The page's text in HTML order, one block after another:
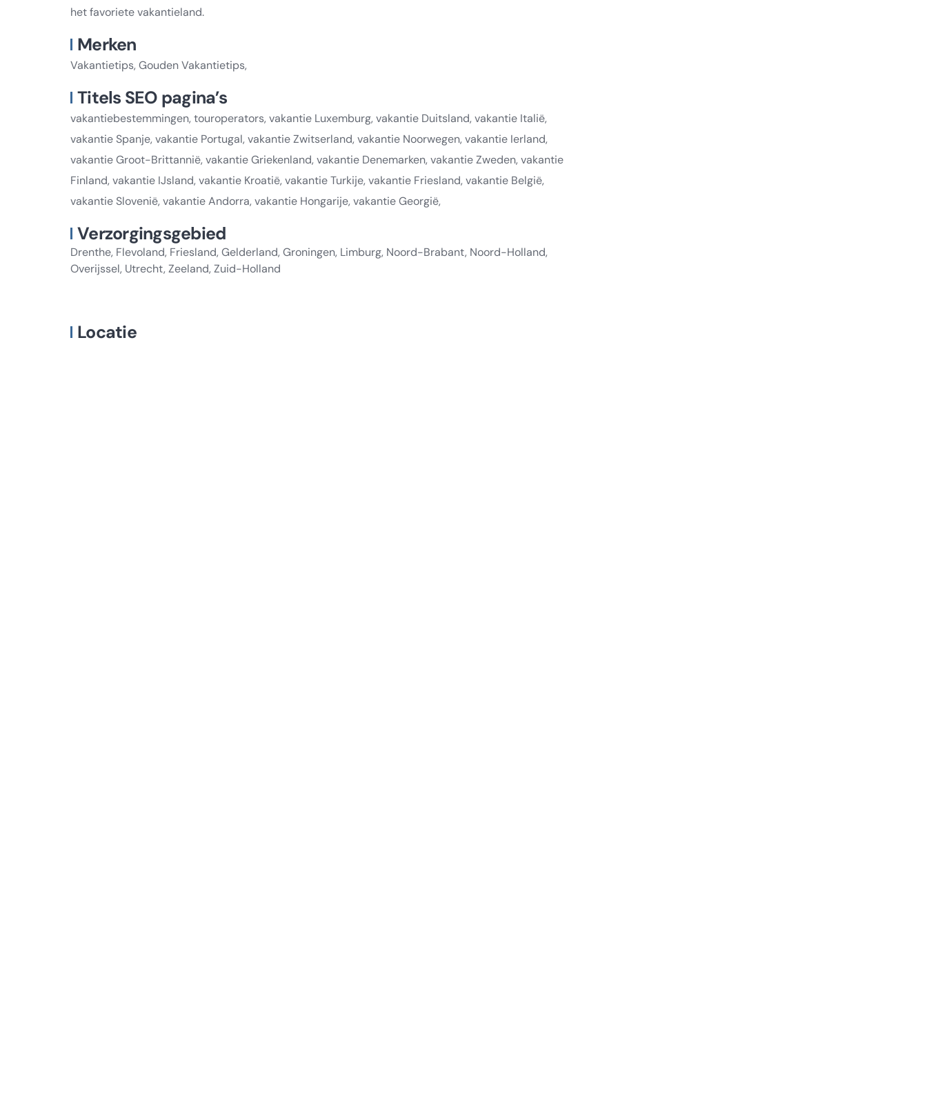
het favoriete vakantieland.
Merken
Vakantietips, Gouden Vakantietips,
Titels SEO pagina’s
vakantiebestemmingen, touroperators, vakantie Luxemburg, vakantie Duitsland, vakantie Italië,
vakantie Spanje, vakantie Portugal, vakantie Zwitserland, vakantie Noorwegen, vakantie Ierland,
vakantie Groot-Brittannië, vakantie Griekenland, vakantie Denemarken, vakantie Zweden, vakantie
Finland, vakantie IJsland, vakantie Kroatië, vakantie Turkije, vakantie Friesland, vakantie België,
vakantie Slovenië, vakantie Andorra, vakantie Hongarije, vakantie Georgië,
Verzorgingsgebied
Drenthe, Flevoland, Friesland, Gelderland, Groningen, Limburg, Noord-Brabant, Noord-Holland,
Overijssel, Utrecht, Zeeland, Zuid-Holland
Locatie